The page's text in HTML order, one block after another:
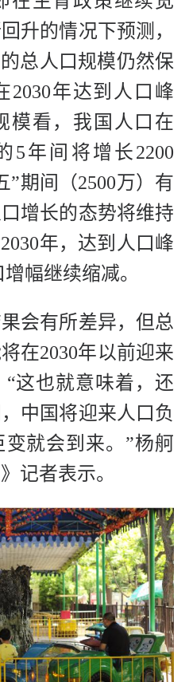
升的情况下预测，
总人口规模仍然保
2030年达到人口峰
模看，我国人口在
5年间将增长2200
”期间（2500万）有
增长的态势将维持
年，达到人口峰
幅继续缩减。
会有所差异，但总
在2030年以前迎来
这也就意味着，还
中国将迎来人口负
就会到来。”杨舸
记者表示。